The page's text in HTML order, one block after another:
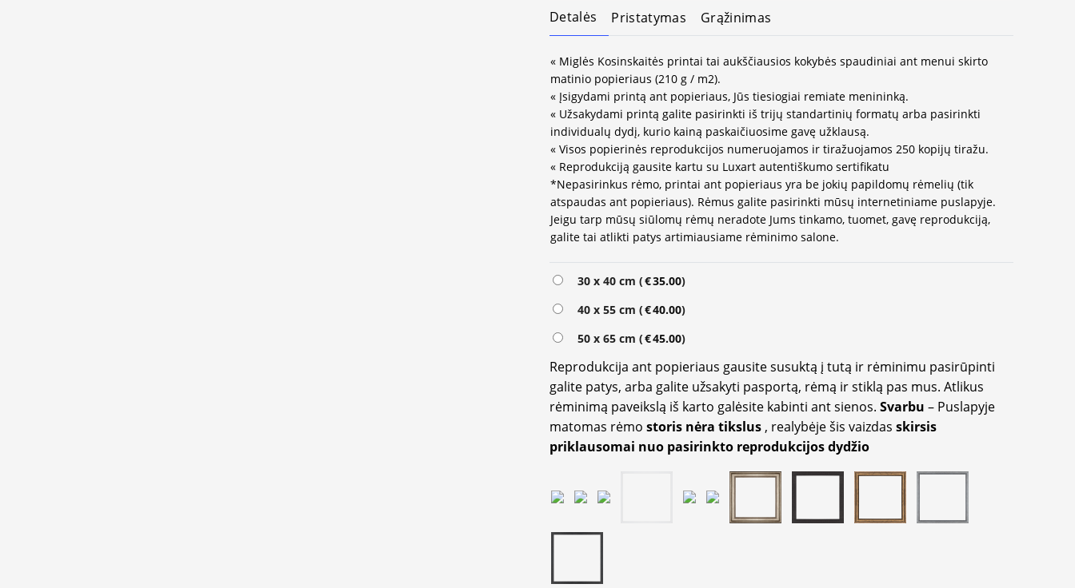
Detalės Pristatymas Grąžinimas
« Miglės Kosinskaitės printai tai aukščiausios kokybės spaudiniai ant menui skirto
matinio popieriaus (210 g / m2).
« Įsigydami printą ant popieriaus, Jūs tiesiogiai remiate menininką.
« Užsakydami printą galite pasirinkti iš trijų standartinių formatų arba pasirinkti
individualų dydį, kurio kainą paskaičiuosime gavę užklausą.
« Visos popierinės reprodukcijos numeruojamos ir tiražuojamos 250 kopijų tiražu.
« Reprodukciją gausite kartu su Luxart autentiškumo sertifikatu
*Nepasirinkus rėmo, printai ant popieriaus yra be jokių papildomų rėmelių (tik
atspaudas ant popieriaus). Rėmus galite pasirinkti mūsų internetiniame puslapyje.
Jeigu tarp mūsų siūlomų rėmų neradote Jums tinkamo, tuomet, gavę reprodukciją,
galite tai atlikti patys artimiausiame rėminimo salone.
30 x 40 cm (€35.00)
40 x 55 cm (€40.00)
50 x 65 cm (€45.00)
Reprodukcija ant popieriaus gausite susuktą į tutą ir rėminimu pasirūpinti
galite patys, arba galite užsakyti pasportą, rėmą ir stiklą pas mus. Atlikus
rėminimą paveikslą iš karto galėsite kabinti ant sienos. Svarbu – Puslapyje
matomas rėmo storis nėra tikslus , realybėje šis vaizdas skirsis
priklausomai nuo pasirinkto reprodukcijos dydžio
Alternative: